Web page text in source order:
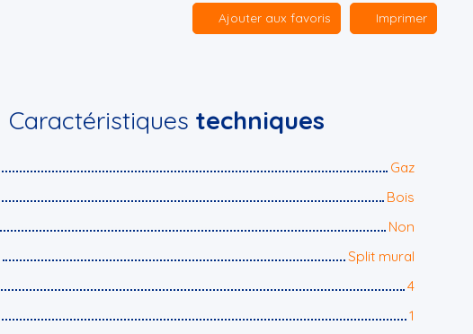
Ajouter aux favoris Imprimer
Caractéristiques techniques
Gaz
Bois
Non
Split mural
4
1